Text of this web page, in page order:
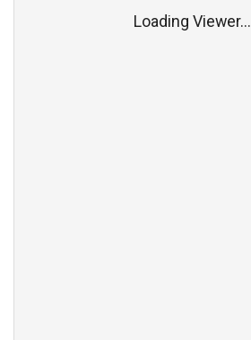
Loading Viewer...